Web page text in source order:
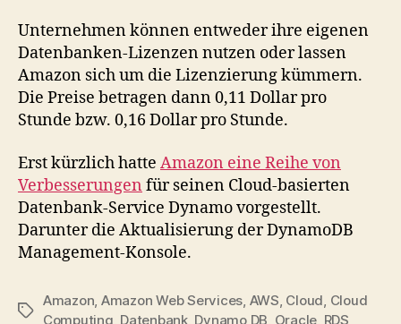
Unternehmen können entweder ihre eigenen
Datenbanken-Lizenzen nutzen oder lassen
Amazon sich um die Lizenzierung kümmern.
Die Preise betragen dann 0,11 Dollar pro
Stunde bzw. 0,16 Dollar pro Stunde.
Erst kürzlich hatte Amazon eine Reihe von
Verbesserungen für seinen Cloud-basierten
Datenbank-Service Dynamo vorgestellt.
Darunter die Aktualisierung der DynamoDB
Management-Konsole.
Tags
Amazon Amazon Web Services AWS Cloud Cloud
Computing Datenbank, Dynamo DB Oracle RDS